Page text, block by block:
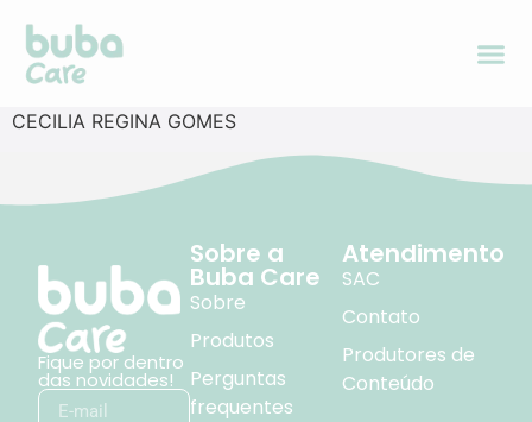
CECILIA REGINA GOMES
Fique por dentro
das novidades!
Sobre a
Buba Care
Sobre
Produtos
Perguntas
frequentes
Atendimento
SAC
Contato
Produtores de
Conteúdo